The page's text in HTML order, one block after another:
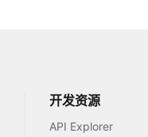
开发资源
API Explorer